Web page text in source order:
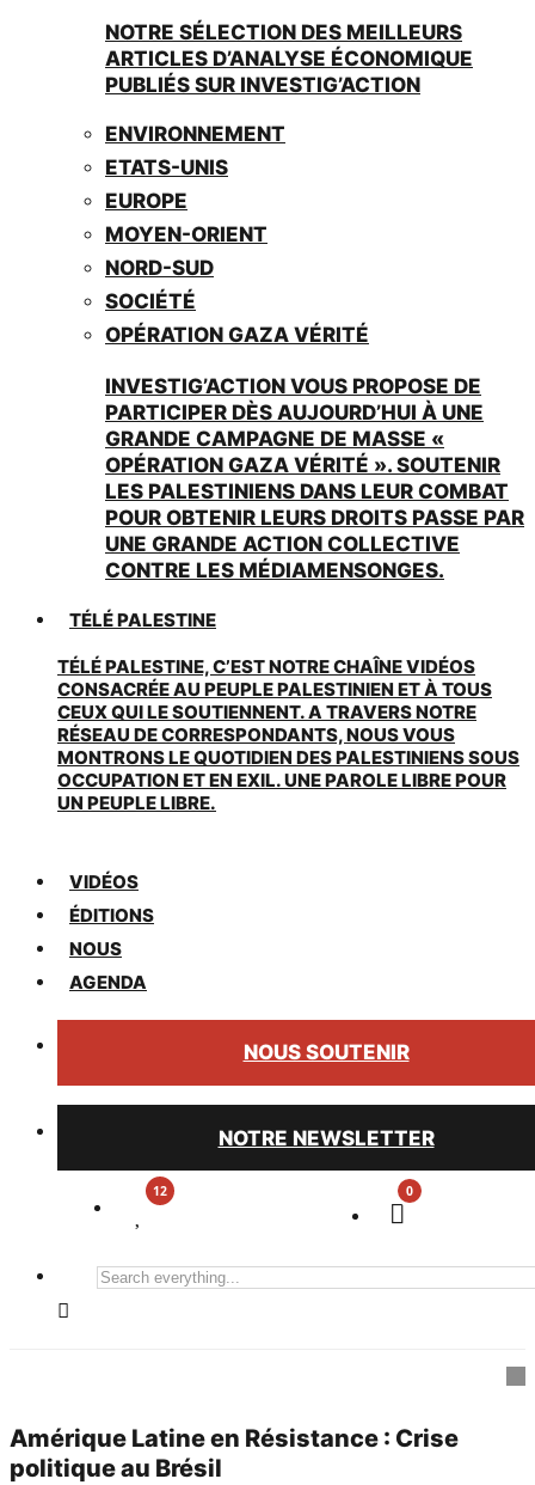
NOTRE SÉLECTION DES MEILLEURS
ARTICLES D’ANALYSE ÉCONOMIQUE
PUBLIÉS SUR INVESTIG’ACTION
ENVIRONNEMENT
ETATS-UNIS
EUROPE
MOYEN-ORIENT
NORD-SUD
SOCIÉTÉ
OPÉRATION GAZA VÉRITÉ
INVESTIG’ACTION VOUS PROPOSE DE
PARTICIPER DÈS AUJOURD’HUI À UNE
GRANDE CAMPAGNE DE MASSE «
OPÉRATION GAZA VÉRITÉ ». SOUTENIR
LES PALESTINIENS DANS LEUR COMBAT
POUR OBTENIR LEURS DROITS PASSE PAR
UNE GRANDE ACTION COLLECTIVE
CONTRE LES MÉDIAMENSONGES.
TÉLÉ PALESTINE
TÉLÉ PALESTINE, C’EST NOTRE CHAÎNE VIDÉOS
CONSACRÉE AU PEUPLE PALESTINIEN ET À TOUS
CEUX QUI LE SOUTIENNENT. A TRAVERS NOTRE
RÉSEAU DE CORRESPONDANTS, NOUS VOUS
MONTRONS LE QUOTIDIEN DES PALESTINIENS SOUS
OCCUPATION ET EN EXIL. UNE PAROLE LIBRE POUR
UN PEUPLE LIBRE.
VIDÉOS
ÉDITIONS
NOUS
AGENDA
NOUS SOUTENIR
NOTRE NEWSLETTER
0
Search
Amérique Latine en Résistance : Crise
politique au Brésil